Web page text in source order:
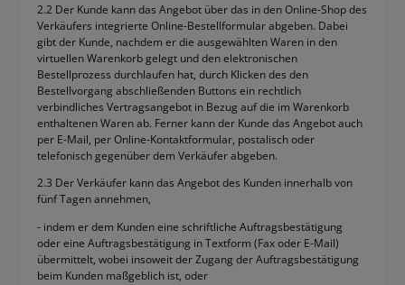
2.2 Der Kunde kann das Angebot über das in den Online-Shop des
Verkäufers integrierte Online-Bestellformular abgeben. Dabei
gibt der Kunde, nachdem er die ausgewählten Waren in den
virtuellen Warenkorb gelegt und den elektronischen
Bestellprozess durchlaufen hat, durch Klicken des den
Bestellvorgang abschließenden Buttons ein rechtlich
verbindliches Vertragsangebot in Bezug auf die im Warenkorb
enthaltenen Waren ab. Ferner kann der Kunde das Angebot auch
per E-Mail, per Online-Kontaktformular, postalisch oder
telefonisch gegenüber dem Verkäufer abgeben.
2.3 Der Verkäufer kann das Angebot des Kunden innerhalb von
fünf Tagen annehmen,
- indem er dem Kunden eine schriftliche Auftragsbestätigung
oder eine Auftragsbestätigung in Textform (Fax oder E-Mail)
übermittelt, wobei insoweit der Zugang der Auftragsbestätigung
beim Kunden maßgeblich ist, oder